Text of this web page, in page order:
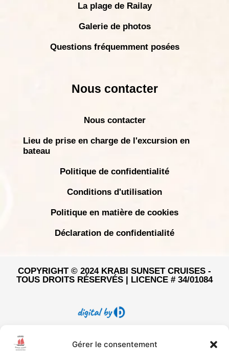
Gérer le consentement
La plage de Railay
Galerie de photos
Questions fréquemment posées
Nous contacter
Nous contacter
Lieu de prise en charge de l'excursion en
bateau
Politique de confidentialité
Conditions d'utilisation
Politique en matière de cookies
Déclaration de confidentialité
COPYRIGHT © 2024 KRABI SUNSET CRUISES -
TOUS DROITS RÉSERVÉS | LICENCE # 34/01084